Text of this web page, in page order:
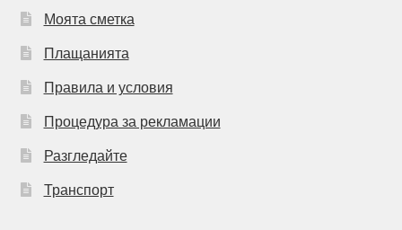
Моята сметка
Плащанията
Правила и условия
Процедура за рекламации
Разгледайте
Транспорт